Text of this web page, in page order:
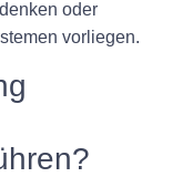
oder
vorliegen.